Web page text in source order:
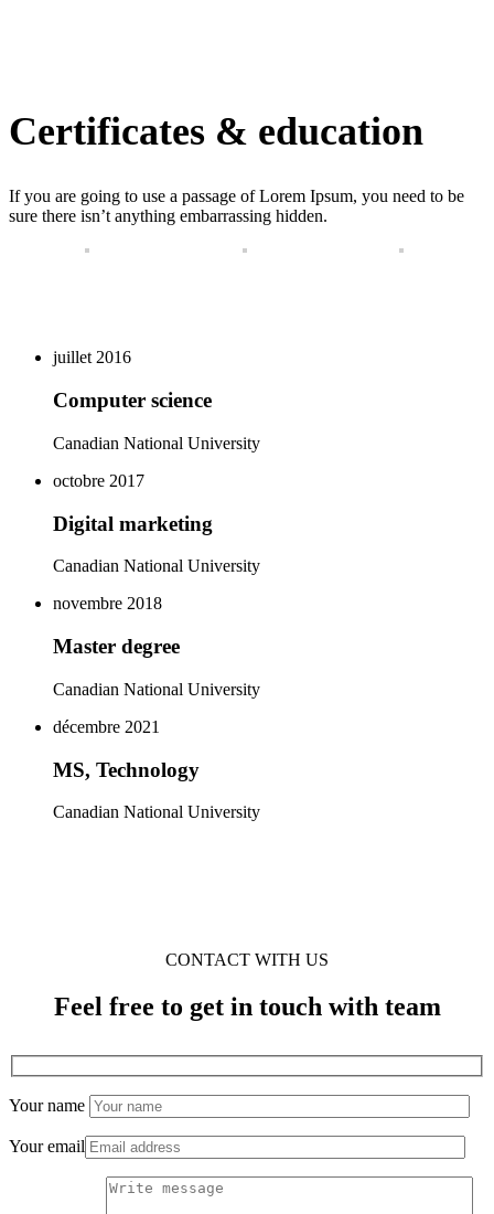
Certificates & education
If you are going to use a passage of Lorem Ipsum, you need to be
sure there isn’t anything embarrassing hidden.
juillet 2016
Computer science
Canadian National University
octobre 2017
Digital marketing
Canadian National University
novembre 2018
Master degree
Canadian National University
décembre 2021
MS, Technology
Canadian National University
CONTACT WITH US
Feel free to get in touch with team
Your name
Your email